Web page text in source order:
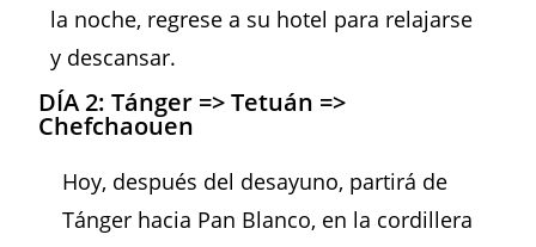
la noche, regrese a su hotel para relajarse
y descansar.
DÍA 2: Tánger => Tetuán =>
Chefchaouen
Hoy, después del desayuno, partirá de
Tánger hacia Pan Blanco, en la cordillera